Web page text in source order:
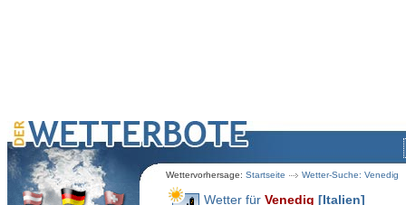
Wettervorhersage: Startseite Wetter-Suche: Venedig
Wetter für Venedig [Italien]